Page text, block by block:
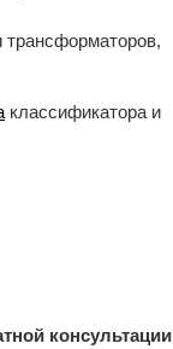
трансформаторов,
классификатора и
консультации